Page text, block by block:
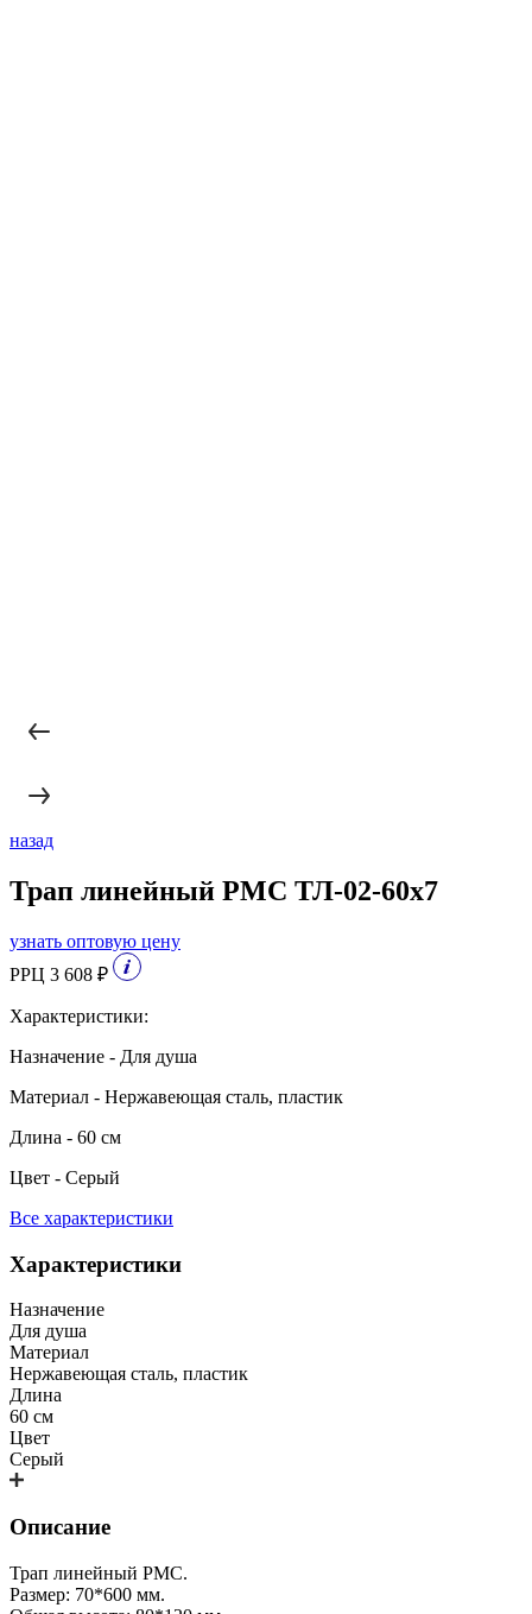
назад
Трап линейный РМС ТЛ-02-60х7
узнать оптовую цену
РРЦ 3 608 ₽
Характеристики:
Назначение - Для душа
Материал - Нержавеющая сталь, пластик
Длина - 60 см
Цвет - Серый
Все характеристики
Характеристики
Назначение
Для душа
Материал
Нержавеющая сталь, пластик
Длина
60 см
Цвет
Серый
Описание
Трап линейный РМС.
Размер: 70*600 мм.